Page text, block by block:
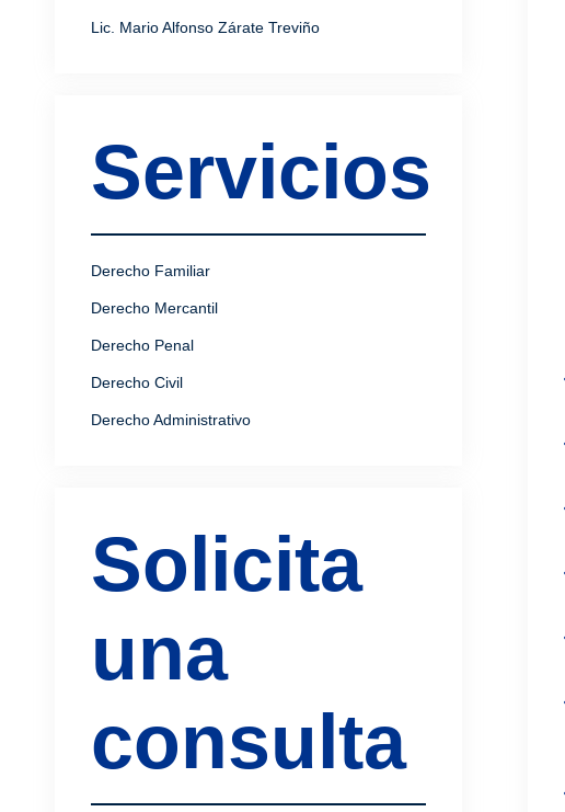
Lic. Mario Alfonso Zárate Treviño
Servicios
Derecho Familiar
Derecho Mercantil
Derecho Penal
Derecho Civil
Derecho Administrativo
Solicita
una
consulta